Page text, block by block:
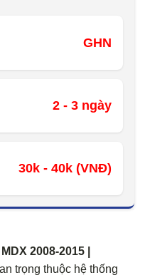
GHN
2 - 3 ngày
30k - 40k (VNĐ)
2008-2015 |
trọng thuộc hệ thống